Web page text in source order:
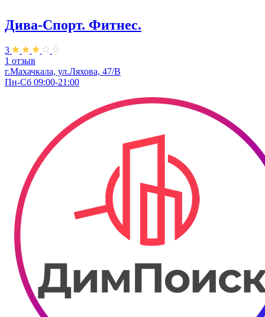
Дива-Спорт. Фитнес.
3
1 отзыв
г.Махачкала, ул.Ляхова, 47/В
Пн-Сб 09:00-21:00